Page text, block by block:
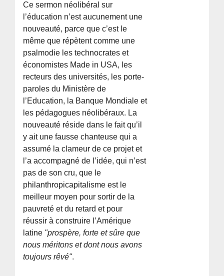
Ce sermon néolibéral sur
l’éducation n’est aucunement une
nouveauté, parce que c’est le
même que répètent comme une
psalmodie les technocrates et
économistes Made in USA, les
recteurs des universités, les porte-
paroles du Ministère de
l’Education, la Banque Mondiale et
les pédagogues néolibéraux. La
nouveauté réside dans le fait qu’il
y ait une fausse chanteuse qui a
assumé la clameur de ce projet et
l’a accompagné de l’idée, qui n’est
pas de son cru, que le
philanthropicapitalisme est le
meilleur moyen pour sortir de la
pauvreté et du retard et pour
réussir à construire l’Amérique
latine "prospère, forte et sûre que
nous méritons et dont nous avons
toujours rêvé".